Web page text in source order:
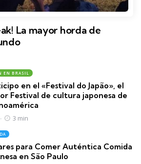
La mayor horda de
EN BRASIL
en el «Festival do Japão», el
Festival de cultura japonesa de
3 min
para Comer Auténtica Comida
en São Paulo